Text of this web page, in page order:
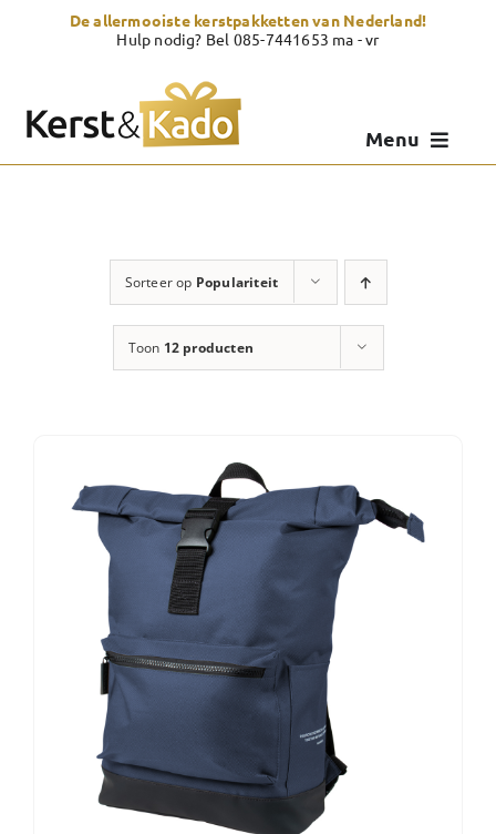
De allermooiste kerstpakketten van Nederland!
Hulp nodig? Bel 085-7441653 ma - vr
Menu
Zelf samenstellen
Sorteer op Populariteit
Toon 12 producten